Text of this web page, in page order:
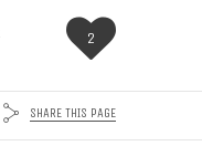
2
SHARE THIS PAGE